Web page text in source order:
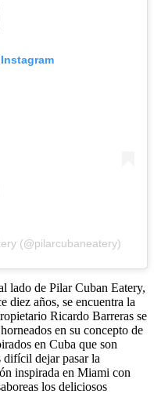
(@pilarcubaneatery)
lado de Pilar Cuban Eatery,
diez años, se encuentra la
Ricardo Barreras se
en su concepto de
en Cuba que son
difícil dejar pasar la
inspirada en Miami con
los deliciosos